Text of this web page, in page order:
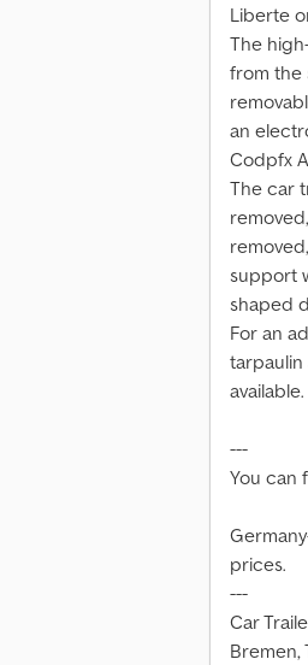
Liberte
The
from the
an
Codpfx
The car
support
shaped
For an
tarpaulin
available.
---
You can
prices.
---
Car
Bremen,